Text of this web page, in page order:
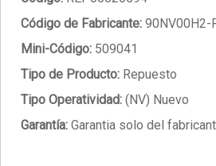
Código de Fabricante: 90NV00H2-
Mini-Código: 509041
Tipo de Producto: Repuesto
Tipo Operatividad: (NV) Nuevo
Garantía: Garantia solo del